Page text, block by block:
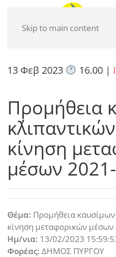
Skip to main content
13 Φεβ 2023 16.00| I
Προμήθεια
κίνηση
μέσων
Θέμα: Προμήθεια καυσίμων
κίνηση μεταφορικών
Ημ/νια: 13/02/2023
Φορέας: ΔΗΜΟΣ ΠΥΡΓΟΥ